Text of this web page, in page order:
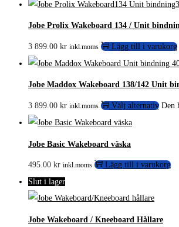
Jobe Prolix Wakeboard 134 / Unit
3 899.00 kr inkl.moms Lägg till i varukorg
Jobe Maddox Wakeboard 138/142 Unit
3 899.00 kr inkl.moms Välj alternativ Den
Jobe Basic Wakeboard väska
495.00 kr inkl.moms
Lägg till i varukorg
Slut i lager
Jobe Wakeboard / Kneeboard Hållare